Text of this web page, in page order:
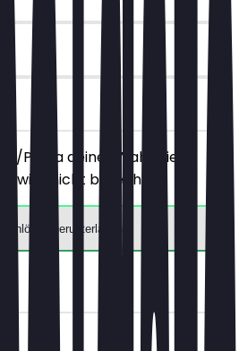
Pasta deiner Wahl, die
wird nicht berechnet.
Einlösen herunterladen